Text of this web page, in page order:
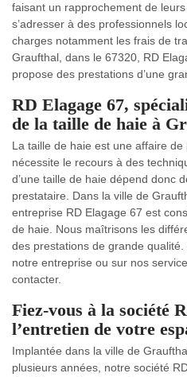
faisant un rapprochement de
s’adresser à des professionnels
charges notamment les frais de
Graufthal, dans le 67320, RD
propose des prestations d’une
RD Elagage 67,
de la taille de haie à
La taille de haie est une affaire
nécessite le recours à des
d’une taille de haie dépend donc
prestataire. Dans la ville de
entreprise RD Elagage 67 est
de haie. Nous maîtrisons les
des prestations de grande
notre entreprise ou sur nos
contacter.
Fiez-vous à la société
l’entretien de votre
Implantée dans la ville de
plusieurs années, notre société